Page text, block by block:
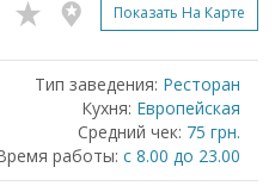
Показать На Карте
Тип заведения: Ресторан
Кухня: Европейская
Средний чек: 75 грн.
работы: с 8.00 до 23.00